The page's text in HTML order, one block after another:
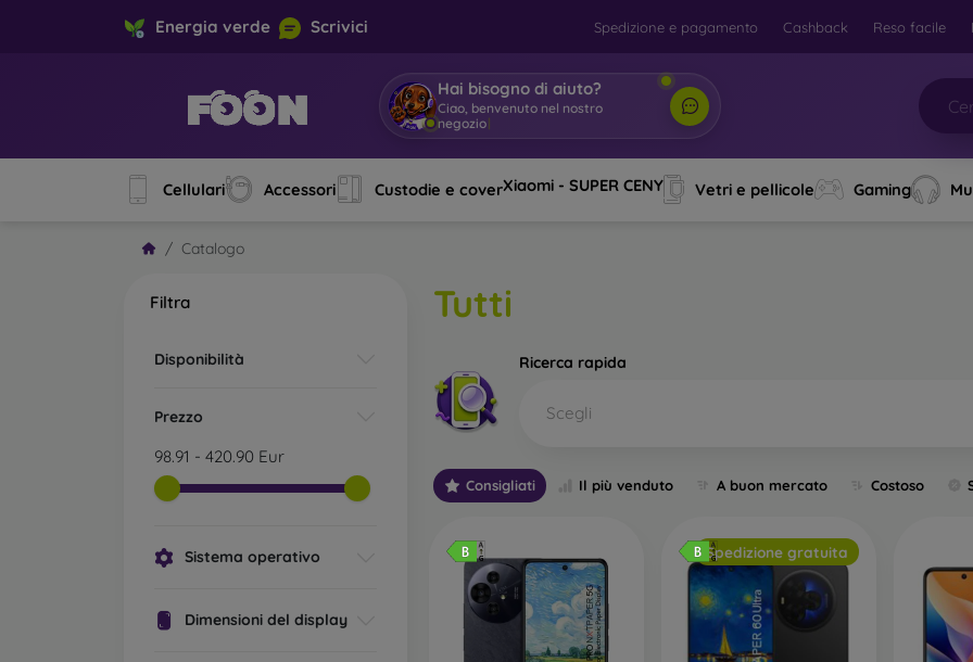
Energia verde Scrivici Spedizione e pagamento Cashback Reso facile
Hai bisogno di aiuto?
Ciao, benvenuto nel nostro nego
Cellulari Accessori Custodie e coverXiaomi - SUPER CENY Vetri e pellicole Gaming
Catalogo
Filtra
Disponibilità
Prezzo
98.91 - 420.90 Eur
Sistema operativo
Dimensioni del display
Tutti
Ricerca rapida
Scegli
Consigliati Il più venduto A buon mercato Costoso
Spedizione gratuita